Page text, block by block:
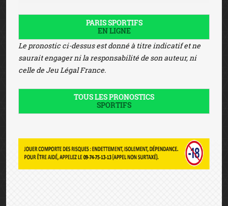
PARIS SPORTIFS
EN LIGNE
Le pronostic ci-dessus est donné à titre indicatif et ne
saurait engager ni la responsabilité de son auteur, ni
celle de Jeu Légal France.
TOUS LES PRONOSTICS
SPORTIFS